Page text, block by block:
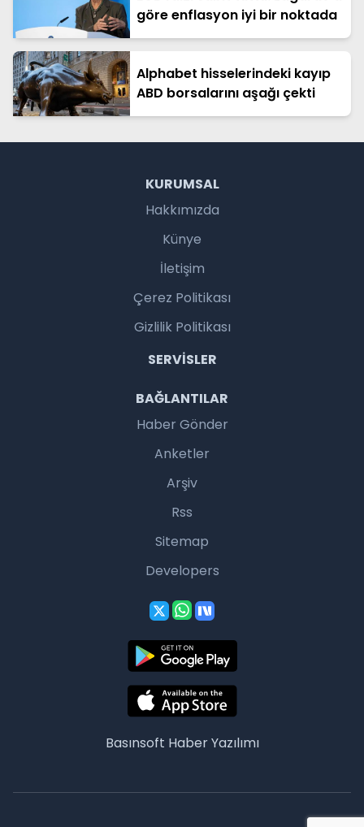
göre enflasyon iyi bir noktada
Alphabet hisselerindeki kayıp
ABD borsalarını aşağı çekti
KURUMSAL
Hakkımızda
Künye
İletişim
Çerez Politikası
Gizlilik Politikası
SERVISLER
BAĞLANTILAR
Haber Gönder
Anketler
Arşiv
Rss
Sitemap
Developers
Basınsoft Haber Yazılımı